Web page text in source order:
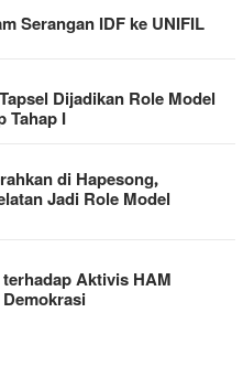
Serangan IDF ke UNIFIL
Dijadikan Role Model
Tahap I
di Hapesong,
Jadi Role Model
Aktivis HAM